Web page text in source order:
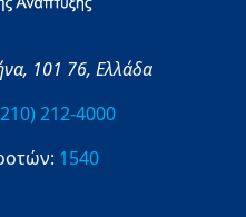
101 76, Ελλάδα
212-4000
1540